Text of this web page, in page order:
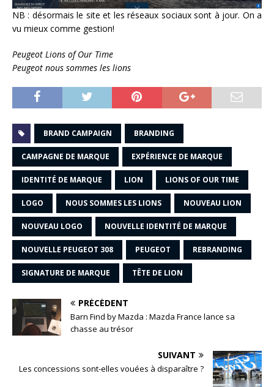
NB : désormais le site et les réseaux sociaux sont à jour. On a
vu mieux comme gestion!
Peugeot Lions of Our Time
Peugeot nous sommes les lions
BRAND CAMPAIGN BRANDING
CAMPAGNE DE MARQUE EXPÉRIENCE DE MARQUE
IDENTITÉ DE MARQUE LION LIONS OF OUR TIME
LOGO NOUS SOMMES LES LIONS NOUVEAU LION
NOUVEAU LOGO NOUVELLE IDENTITÉ DE MARQUE
NOUVELLE PEUGEOT 308 PEUGEOT REBRANDING
SIGNATURE DE MARQUE TÊTE DE LION
PRÉCÉDENT
Barn Find by Mazda : Mazda France lance sa
chasse au trésor
SUIVANT
Les concessions sont-elles vouées à disparaître ?